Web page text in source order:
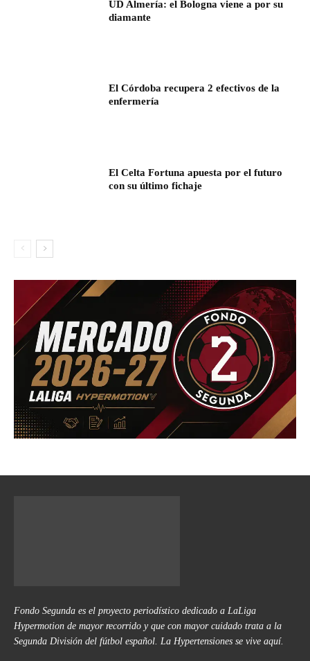
UD Almería: el Bologna viene a por su
diamante
El Córdoba recupera 2 efectivos de la
enfermería
El Celta Fortuna apuesta por el futuro
con su último fichaje
Fondo Segunda es el proyecto periodístico dedicado a LaLiga
Hypermotion de mayor recorrido y que con mayor cuidado trata a la
Segunda División del fútbol español. La Hypertensiones se vive aquí.